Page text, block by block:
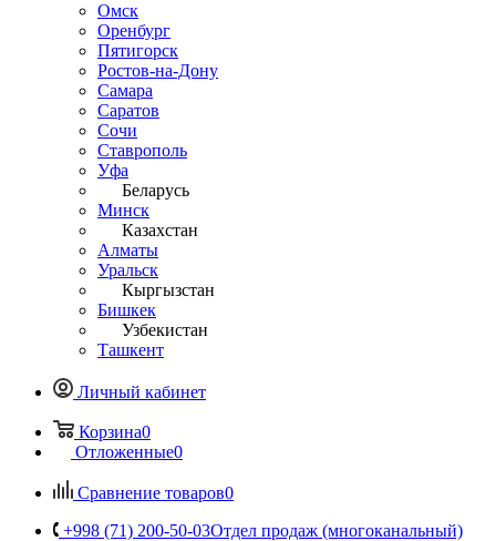
Омск
Оренбург
Пятигорск
Ростов-на-Дону
Самара
Саратов
Сочи
Ставрополь
Уфа
Беларусь
Минск
Казахстан
Алматы
Уральск
Кыргызстан
Бишкек
Узбекистан
Ташкент
Личный кабинет
Корзина0
Отложенные0
Сравнение товаров0
+998 (71) 200-50-03Отдел продаж (многоканальный)